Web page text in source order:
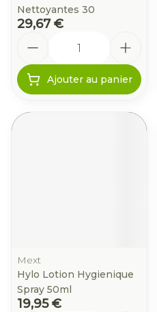
Nettoyantes 30
29,67 €
Ajouter au panier
Mext
Hylo Lotion Hygienique
Spray 50ml
19,95 €